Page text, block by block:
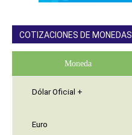
COTIZACIONES DE MONEDAS
Moneda
Dólar Oficial +
Euro